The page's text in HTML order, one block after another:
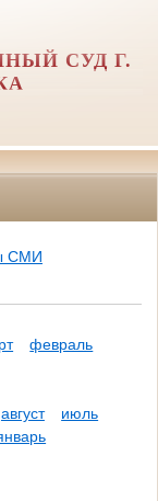
СУД Г.
СМИ
февраль
август
июль